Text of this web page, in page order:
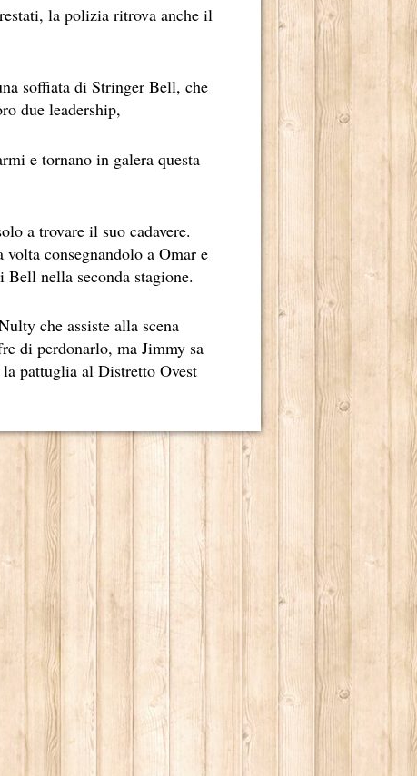
2013.
DELLA POLITICA (1A STAGIONE).
DELLA POLITICA (2A STAGIONE).
2013.
2013.
È ANCHE MERITO DI MARCO TULLIO GIORDANA.
la polizia ritrova anche il
soffiata di Stringer Bell, che
due leadership,
e tornano in galera questa
a trovare il suo cadavere.
consegnandolo a Omar e
nella seconda stagione.
che assiste alla scena
di perdonarlo, ma Jimmy sa
pattuglia al Distretto Ovest